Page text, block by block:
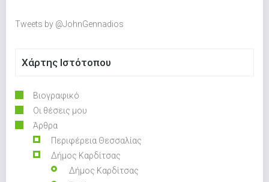
Tweets by @JohnGennadios
Χάρτης Ιστότοπου
Βιογραφικό
Οι θέσεις μου
Άρθρα
Περιφέρεια Θεσσαλίας
Δήμος Καρδίτσας
Δήμος Καρδίτσας